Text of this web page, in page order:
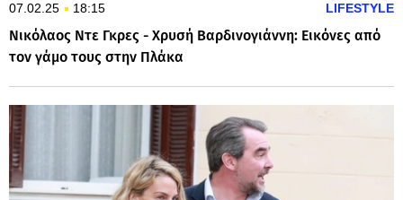
07.02.25 18:15 LIFESTYLE
Νικόλαος Ντε Γκρες - Χρυσή Βαρδινογιάννη: Εικόνες από
τον γάμο τους στην Πλάκα